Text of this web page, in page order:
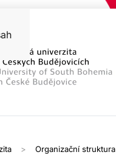
Organizační struktura